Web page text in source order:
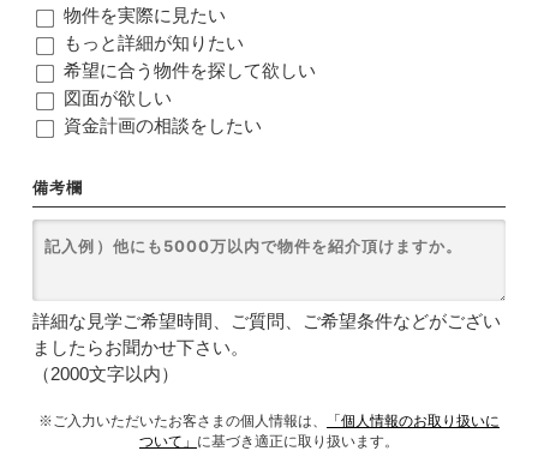
物件を実際に見たい
もっと詳細が知りたい
希望に合う物件を探して欲しい
図面が欲しい
資金計画の相談をしたい
備考欄
詳細な見学ご希望時間、ご質問、ご希望条件などがござい
ましたらお聞かせ下さい。
（2000文字以内）
※ご入力いただいたお客さまの個人情報は、
「個人情報のお取り扱いに
ついて」 に基づき適正に取り扱います。